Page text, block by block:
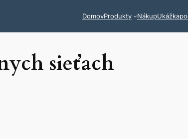
DomovProdukty NákupUkážka
sieťach